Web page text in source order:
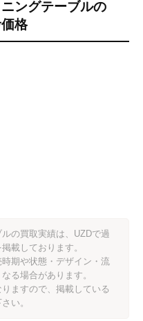
ングテーブルの
格
の買取実績は、UZDで過
載しております。
期や状態・デザイン・流
る場合があります。
ますので、掲載している
い。